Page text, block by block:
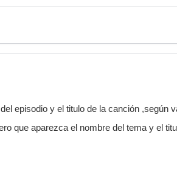
episodio y el titulo de la canción ,según
que aparezca el nombre del tema y el